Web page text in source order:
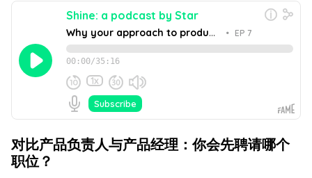
对比产品负责人与产品经理：你会先聘请哪个
职位？